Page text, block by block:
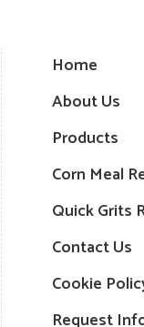
Home
About Us
Products
Corn Meal
Quick Grits
Contact Us
Cookie
Request